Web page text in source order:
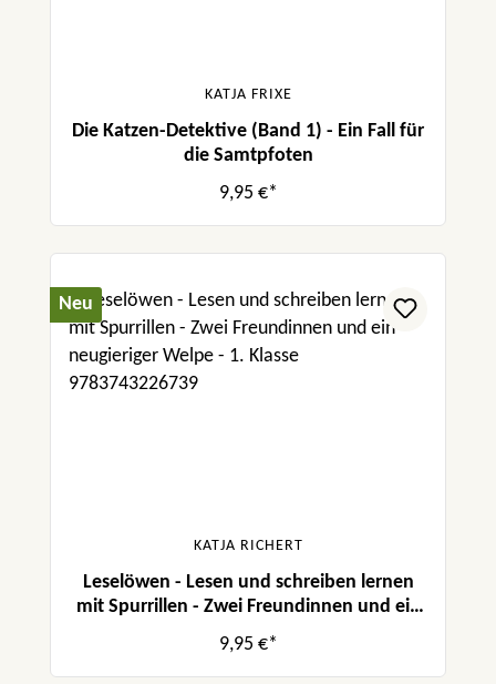
KATJA FRIXE
Die Katzen-Detektive (Band 1) - Ein Fall für
die Samtpfoten
9,95 €*
Neu
KATJA RICHERT
Leselöwen - Lesen und schreiben lernen
mit Spurrillen - Zwei Freundinnen und ein
neugieriger Welpe
9,95 €*